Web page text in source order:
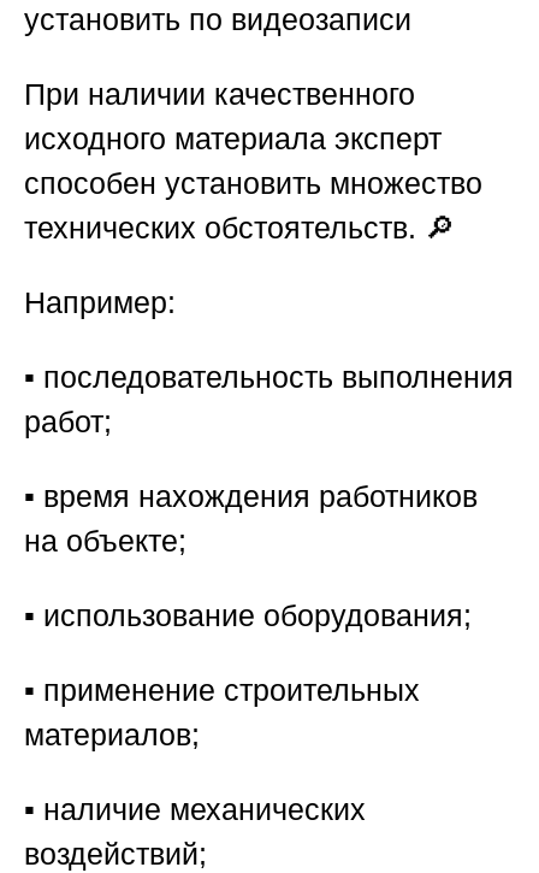
установить по видеозаписи
При наличии качественного
исходного материала эксперт
способен установить множество
технических обстоятельств. 🔎
Например:
▪️ последовательность выполнения
работ;
▪️ время нахождения работников
на объекте;
▪️ использование оборудования;
▪️ применение строительных
материалов;
▪️ наличие механических
воздействий;